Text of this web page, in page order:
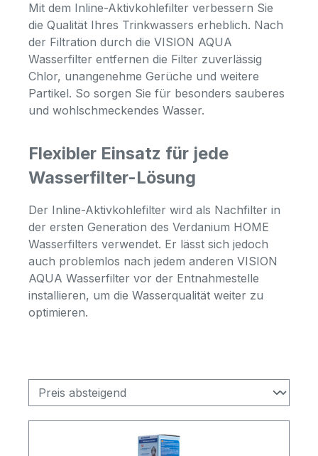
Mit dem Inline-Aktivkohlefilter verbessern Sie
die Qualität Ihres Trinkwassers erheblich. Nach
der Filtration durch die VISION AQUA
Wasserfilter entfernen die Filter zuverlässig
Chlor, unangenehme Gerüche und weitere
Partikel. So sorgen Sie für besonders sauberes
und wohlschmeckendes Wasser.
Flexibler Einsatz für jede
Wasserfilter-Lösung
Der Inline-Aktivkohlefilter wird als Nachfilter in
der ersten Generation des Verdanium HOME
Wasserfilters verwendet. Er lässt sich jedoch
auch problemlos nach jedem anderen VISION
AQUA Wasserfilter vor der Entnahmestelle
installieren, um die Wasserqualität weiter zu
optimieren.